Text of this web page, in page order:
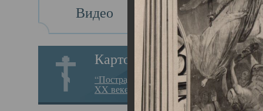
Видео
Картотека
“Пострадавшие за веру в
XX веке на Севере”